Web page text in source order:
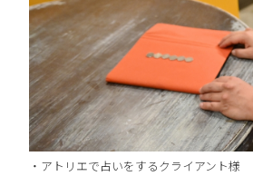
・アトリエで占いをするクライアント様